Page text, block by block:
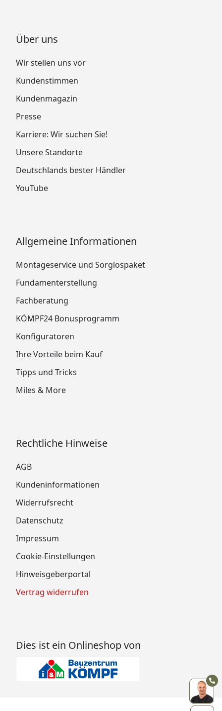
Über uns
Wir stellen uns vor
Kundenstimmen
Kundenmagazin
Presse
Karriere: Wir suchen Sie!
Unsere Standorte
Deutschlands bester Händler
YouTube
Allgemeine Informationen
Montageservice und Sorglospaket
Fundamenterstellung
Fachberatung
KÖMPF24 Bonusprogramm
Konfiguratoren
Ihre Vorteile beim Kauf
Tipps und Tricks
Miles & More
Rechtliche Hinweise
AGB
Kundeninformationen
Widerrufsrecht
Datenschutz
Impressum
Cookie-Einstellungen
Hinweisgeberportal
Vertrag widerrufen
Dies ist ein Onlineshop von